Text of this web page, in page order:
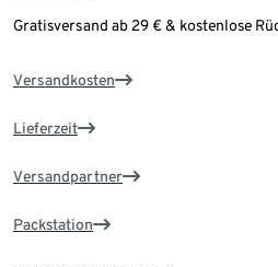
Gratisversand ab 29 € & kostenlose
Versandkosten
Lieferzeit
Versandpartner
Packstation